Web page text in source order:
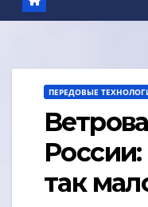
ПЕРЕДОВЫЕ
так